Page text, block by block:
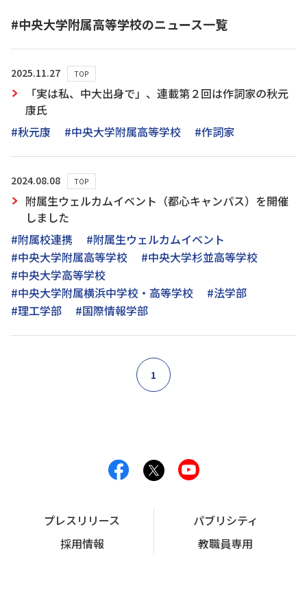
#中央大学附属高等学校のニュース一覧
2025.11.27 TOP
「実は私、中大出身で」、連載第２回は作詞家の秋元
康氏
#秋元康
#中央大学附属高等学校 #作詞家
2024.08.08 TOP
附属生ウェルカムイベント（都心キャンパス）を開催
しました
#附属校連携
#附属生ウェルカムイベント
#中央大学附属高等学校
#中央大学杉並高等学校
#中央大学高等学校
#中央大学附属横浜中学校・高等学校
#法学部
#理工学部
#国際情報学部
1
プレスリリース
パブリシティ
採用情報
教職員専用